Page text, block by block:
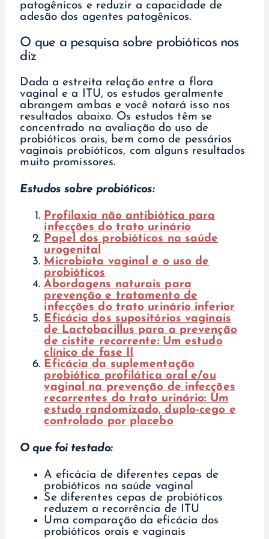
patogênicos e reduzir a capacidade de
adesão dos agentes patogênicos.
O que a pesquisa sobre probióticos nos
diz
Dada a estreita relação entre a flora
vaginal e a ITU, os estudos geralmente
abrangem ambas e você notará isso nos
resultados abaixo. Os estudos têm se
concentrado na avaliação do uso de
probióticos orais, bem como de pessários
vaginais probióticos, com alguns resultados
muito promissores.
Estudos sobre probióticos:
Profilaxia não antibiótica para
infecções do trato urinário
Papel dos probióticos na saúde
urogenital
Microbiota vaginal e o uso de
probióticos
Abordagens naturais para
prevenção e tratamento de
infecções do trato urinário inferior
Eficácia dos supositórios vaginais
de Lactobacillus para a prevenção
de cistite recorrente: Um estudo
clínico de fase II
Eficácia da suplementação
probiótica profilática oral e/ou
vaginal na prevenção de infecções
recorrentes do trato urinário: Um
estudo randomizado, duplo-cego e
controlado por placebo
O que foi testado:
A eficácia de diferentes cepas de
probióticos na saúde vaginal
Se diferentes cepas de probióticos
reduzem a recorrência de ITU
Uma comparação da eficácia dos
probióticos orais e vaginais